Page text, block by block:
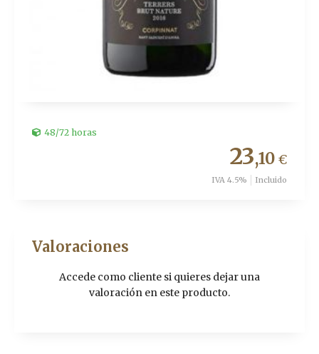
48/72 horas
23,10 €
IVA 4.5% Incluido
Valoraciones
Accede como cliente si quieres dejar una
valoración en este producto.